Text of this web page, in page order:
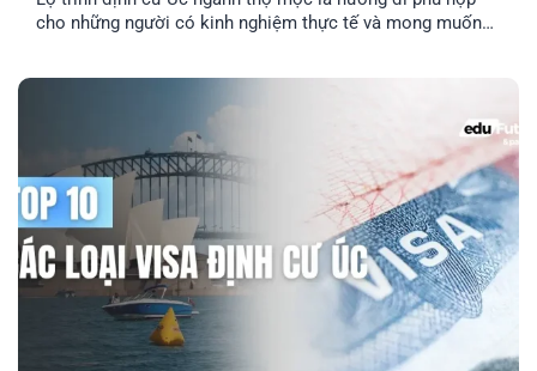
cho những người có kinh nghiệm thực tế và mong muốn